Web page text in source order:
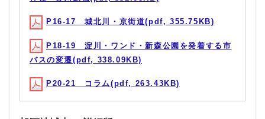
P16-17 城北川・京街道(pdf, 355.75KB)
P18-19 淀川・ワンド・新森公園を発着する市
バスの変遷(pdf, 338.09KB)
P20-21 コラム(pdf, 263.43KB)